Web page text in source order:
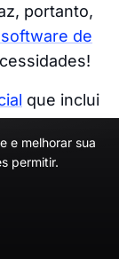
portanto,
de
que inclui
de
coleta à
com IA do
e melhorar sua
permitir.